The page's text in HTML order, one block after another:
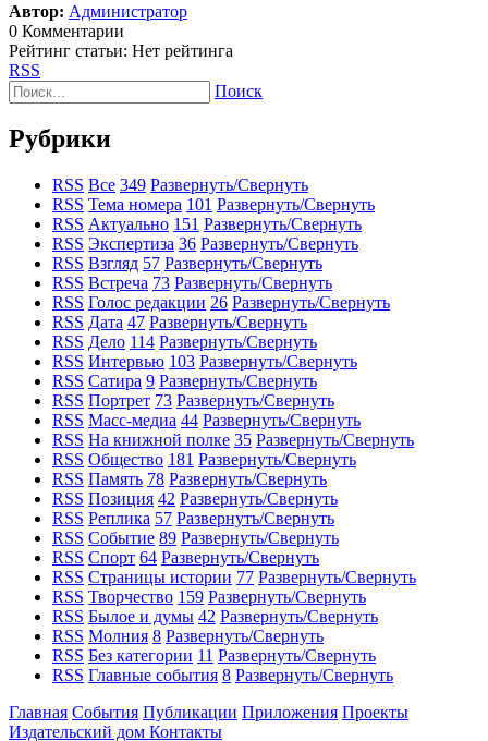
Автор: Администратор
0 Комментарии
Рейтинг статьи: Нет рейтинга
RSS
Поиск
Рубрики
RSS Все 349 Развернуть/Свернуть
RSS Тема номера 101 Развернуть/Свернуть
RSS Актуально 151 Развернуть/Свернуть
RSS Экспертиза 36 Развернуть/Свернуть
RSS Взгляд 57 Развернуть/Свернуть
RSS Встреча 73 Развернуть/Свернуть
RSS Голос редакции 26 Развернуть/Свернуть
RSS Дата 47 Развернуть/Свернуть
RSS Дело 114 Развернуть/Свернуть
RSS Интервью 103 Развернуть/Свернуть
RSS Сатира 9 Развернуть/Свернуть
RSS Портрет 73 Развернуть/Свернуть
RSS Масс-медиа 44 Развернуть/Свернуть
RSS На книжной полке 35 Развернуть/Свернуть
RSS Общество 181 Развернуть/Свернуть
RSS Память 78 Развернуть/Свернуть
RSS Позиция 42 Развернуть/Свернуть
RSS Реплика 57 Развернуть/Свернуть
RSS Событие 89 Развернуть/Свернуть
RSS Спорт 64 Развернуть/Свернуть
RSS Страницы истории 77 Развернуть/Свернуть
RSS Творчество 159 Развернуть/Свернуть
RSS Былое и думы 42 Развернуть/Свернуть
RSS Молния 8 Развернуть/Свернуть
RSS Без категории 11 Развернуть/Свернуть
RSS Главные события 8 Развернуть/Свернуть
Главная События Публикации Приложения Проекты
Издательский дом Контакты